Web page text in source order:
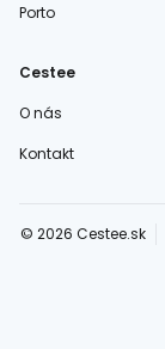
Porto
Cestee
O nás
Kontakt
© 2026 Cestee.sk